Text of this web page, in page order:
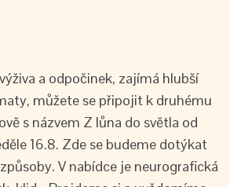
a odpočinek, zajímá hlubší
můžete se připojit k druhému
s názvem Z lůna do světla od
16.8. Zde se budeme dotýkat
V nabídce je neurografická